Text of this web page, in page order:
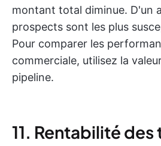
montant total diminue. D'un
prospects sont les plus
Pour comparer les
commerciale, utilisez la
pipeline.
11. Rentabilité